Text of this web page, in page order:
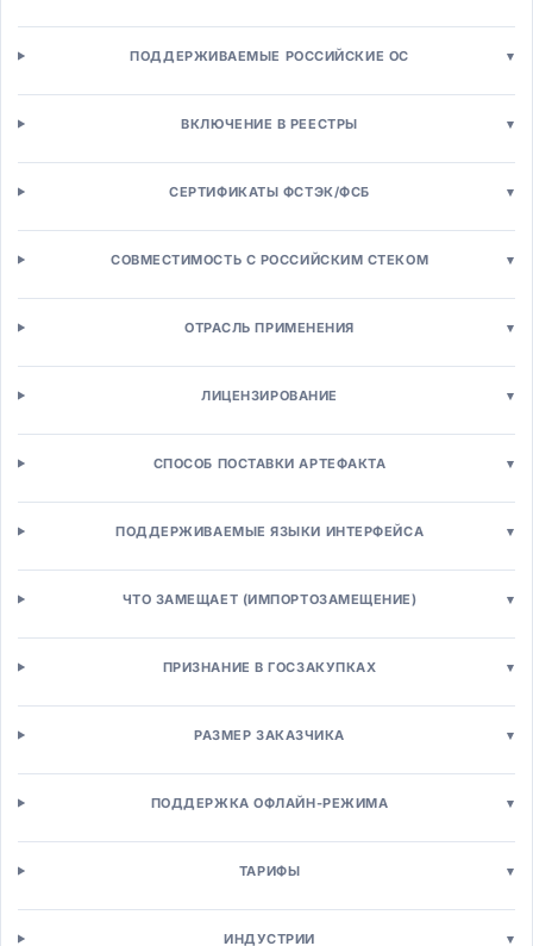
Email/SMS маркетинг
Управление кампаниями
Веб-аналитика
Контакт-центры
Управление кейсами
Торговля и e-commerce
Платформы интернет-магазинов
Интернет-магазины B2C
Headless Commerce
Управление торговлей
Управление заказами (OMS)
Кассы и POS
POS-системы для розницы
Управление персоналом
Кадровый учёт (HRM)
ПОДДЕРЖИВАЕМЫЕ РОССИЙСКИЕ ОС ▾
ВКЛЮЧЕНИЕ В РЕЕСТРЫ ▾
СЕРТИФИКАТЫ ФСТЭК/ФСБ ▾
СОВМЕСТИМОСТЬ С РОССИЙСКИМ СТЕКОМ ▾
ОТРАСЛЬ ПРИМЕНЕНИЯ ▾
ЛИЦЕНЗИРОВАНИЕ ▾
СПОСОБ ПОСТАВКИ АРТЕФАКТА ▾
ПОДДЕРЖИВАЕМЫЕ ЯЗЫКИ ИНТЕРФЕЙСА ▾
ЧТО ЗАМЕЩАЕТ (ИМПОРТОЗАМЕЩЕНИЕ) ▾
ПРИЗНАНИЕ В ГОСЗАКУПКАХ ▾
РАЗМЕР ЗАКАЗЧИКА ▾
ПОДДЕРЖКА ОФЛАЙН-РЕЖИМА ▾
ТАРИФЫ ▾
ИНДУСТРИИ ▾